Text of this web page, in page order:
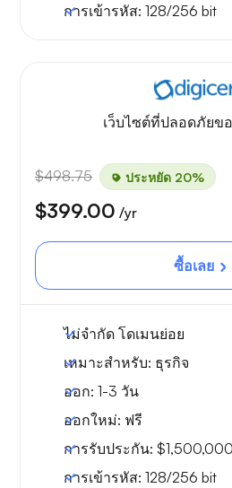
การเข้ารหัส: 128/256 bit
เว็บไซต์ที่ปลอดภัยข
$498.75 ประหยัด 20%
$399.00 /yr
ซื้อเลย
ไม่จำกัด โดเมนย่อย
เหมาะสำหรับ: ธุรกิจ
ออก: 1-3 วัน
ออกใหม่: ฟรี
การรับประกัน: $1,500,000
การเข้ารหัส: 128/256 bit